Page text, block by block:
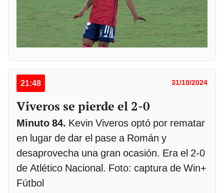
21:48 31/10/2024
Viveros se pierde el 2-0
Minuto 84. Kevin Viveros optó por rematar
en lugar de dar el pase a Román y
desaprovecha una gran ocasión. Era el 2-0
de Atlético Nacional. Foto: captura de Win+
Fútbol